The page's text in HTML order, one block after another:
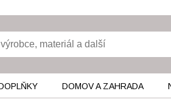
DOMOV A ZAHRADA